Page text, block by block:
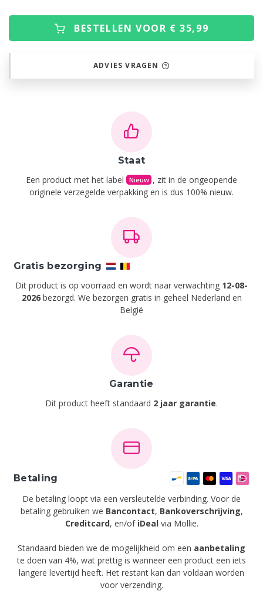
BESTELLEN VOOR € 35,99
ADVIES VRAGEN
Staat
Een product met het label Nieuw , zit in de ongeopende
originele verzegelde verpakking en is dus 100% nieuw.
Gratis bezorging
Dit product is op voorraad en wordt naar verwachting 12-08-
2026bezorgd. We bezorgen gratis in geheel Nederland en
België
Garantie
Dit product heeft standaard 2 jaar garantie.
Betaling
De betaling loopt via een versleutelde verbinding. Voor de
betaling gebruiken we Bancontact, Bankoverschrijving,
Creditcard, en/of iDeal via Mollie.
Standaard bieden we de mogelijkheid om een aanbetaling
te doen van 4%, wat prettig is wanneer een product een iets
langere levertijd heeft. Het restant kan dan voldaan worden
voor verzending.